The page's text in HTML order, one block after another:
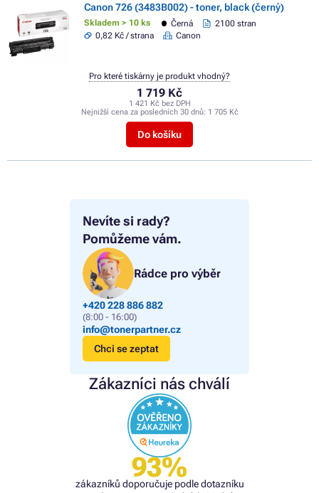
Nevíte si rady?
Pomůžeme vám.
Rádce pro výběr
+420 228 886 882
(8:00 - 16:00)
info@tonerpartner.cz
Chci se zeptat
Zákazníci nás chválí
93%
zákazníků doporučuje podle dotazníku
Canon 726 (3483B002) - toner, black (černý)
Skladem > 10 ks Černá
2100 stran
0,82 Kč / strana
Canon
1 719 Kč
1 421 Kč bez DPH
Nejnižší cena za posledních 30 dnů: 1 705 Kč
Do košíku
Pro které tiskárny je produkt vhodný?